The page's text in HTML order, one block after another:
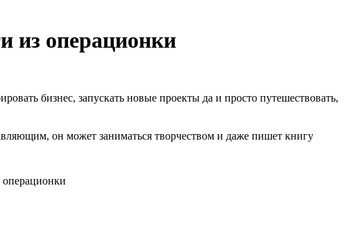
из операционки
бизнес, запускать новые проекты да и просто путешествовать,
он может заниматься творчеством и даже пишет книгу